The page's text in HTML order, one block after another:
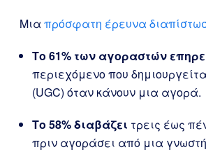
Μια πρόσφατη έρευνα
Το 61% των αγοραστών
περιεχόμενο που
(UGC) όταν κάνουν μια αγορά.
Το 58% διαβάζει τρεις έως
πριν αγοράσει από μια